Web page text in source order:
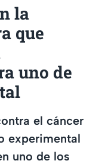
la
que
uno de
el cáncer
experimental
uno de los